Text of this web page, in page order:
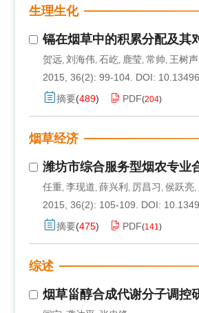
生理生化
镉在烟草中的积累分配及其
贺远, 刘海伟, 石屹, 鹿莹, 常帅, 王树声
2015, 36(2): 99-104. DOI:
摘要(489) PDF(204)
烟草经济
潍坊市综合服务型烟农专业
任重, 李现道, 薛兴利 , 厉昌习 , 侯跃亮,
2015, 36(2): 105-109.
DOI:
摘要(475) PDF(141)
综述
烟草甾醇合成代谢分子调控